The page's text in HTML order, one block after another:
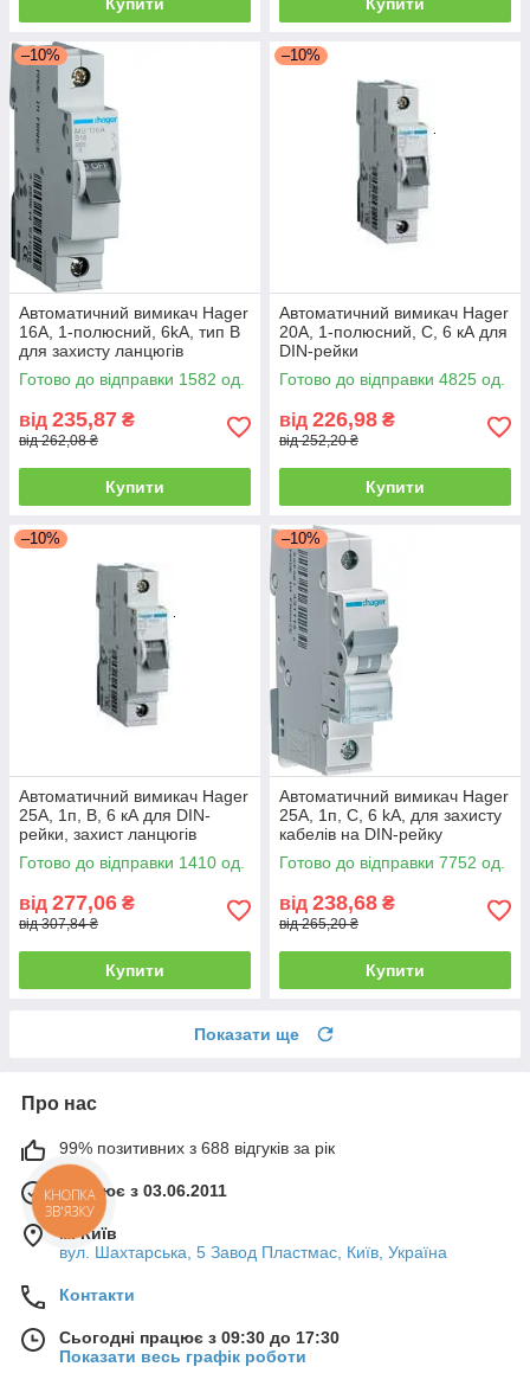
–10%
Автоматичний вимикач Hager
16А, 1-полюсний, 6kA, тип B
для захисту ланцюгів
Готово до відправки 1582 од.
від 235,87 ₴
від 262,08 ₴
Купити
–10%
Автоматичний вимикач Hager
20А, 1-полюсний, C, 6 кА для
DIN-рейки
Готово до відправки 4825 од.
від 226,98 ₴
від 252,20 ₴
Купити
–10%
Автоматичний вимикач Hager
25A, 1п, B, 6 кА для DIN-
рейки, захист ланцюгів
Готово до відправки 1410 од.
від 277,06 ₴
від 307,84 ₴
Купити
–10%
Автоматичний вимикач Hager
25А, 1п, С, 6 kA, для захисту
кабелів на DIN-рейку
Готово до відправки 7752 од.
від 238,68 ₴
від 265,20 ₴
Купити
Показати ще
Про нас
99% позитивних з 688 відгуків за рік
Працює з 03.06.2011
м. Київ
вул. Шахтарська, 5 Завод Пластмас, Київ, Україна
Контакти
Сьогодні працює з 09:30 до 17:30
Показати весь графік роботи
КНОПКА
ЗВ'ЯЗКУ